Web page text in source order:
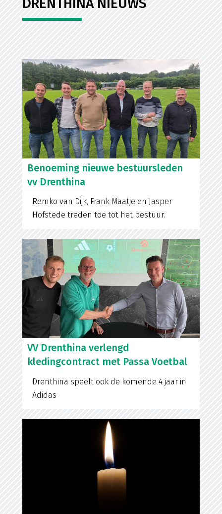
Benoeming nieuwe bestuursleden
vv Drenthina
Remko van Dijk, Frank Maatje en Jasper
Hofstede treden toe tot het bestuur.
VV Drenthina verlengd
kledingcontract met Passa Voetbal
Drenthina speelt ook de komende 4 jaar in
Adidas